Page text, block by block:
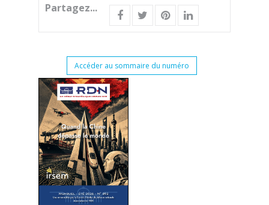
Partagez...
Accéder au sommaire du numéro